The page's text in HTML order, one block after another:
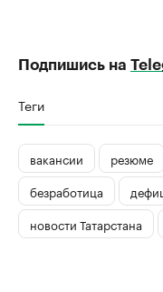
Подпишись на
Теги
вакансии резюме
безработица
новости Татарстана